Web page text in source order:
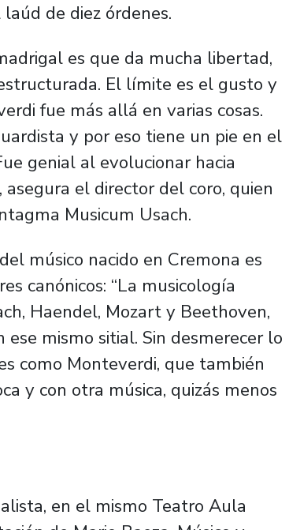
de diez órdenes.
es que da mucha libertad,
El límite es el gusto y
fue más allá en varias cosas.
y por eso tiene un pie en el
genial al evolucionar hacia
asegura el director del coro, quien
Musicum Usach.
músico nacido en Cremona es
canónicos: “La musicología
Haendel, Mozart y Beethoven,
mismo sitial. Sin desmerecer lo
como Monteverdi, que también
y con otra música, quizás menos
en el mismo Teatro Aula